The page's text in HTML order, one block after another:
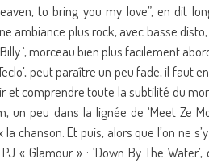
to bring you my love”, en dit
ambiance plus rock, avec basse
‘, morceau bien plus facilement
peut paraître un peu fade, il faut
comprendre toute la subtilité du
un peu dans la lignée de ‘Meet Ze
chanson. Et puis, alors que l’on ne
« Glamour » : ‘Down By The